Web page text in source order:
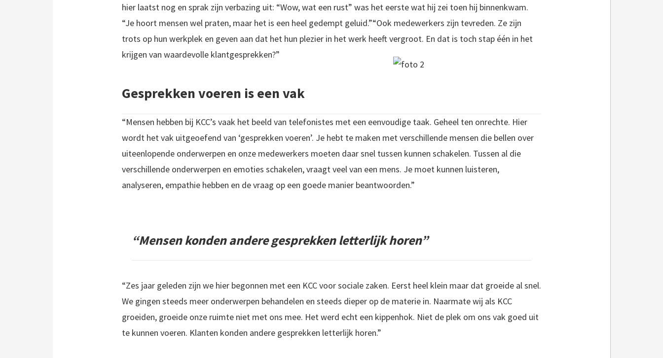
hier laatst nog en sprak zijn verbazing uit: “Wow, wat een rust” was het eerste wat hij zei toen hij binnenkwam.
“Je hoort mensen wel praten, maar het is een heel gedempt geluid.”“Ook medewerkers zijn tevreden. Ze zijn
trots op hun werkplek en geven aan dat het hun plezier in het werk heeft vergroot. En dat is toch stap één in het
krijgen van waardevolle klantgesprekken?”
Gesprekken voeren is een vak
“Mensen hebben bij KCC’s vaak het beeld van telefonistes met een eenvoudige taak. Geheel ten onrechte. Hier
wordt het vak uitgeoefend van ‘gesprekken voeren’. Je hebt te maken met verschillende mensen die bellen over
uiteenlopende onderwerpen en onze medewerkers moeten daar snel tussen kunnen schakelen. Tussen al die
verschillende onderwerpen en emoties schakelen, vraagt veel van een mens. Je moet kunnen luisteren,
analyseren, empathie hebben en de vraag op een goede manier beantwoorden.”
“Mensen konden andere gesprekken letterlijk horen”
“Zes jaar geleden zijn we hier begonnen met een KCC voor sociale zaken. Eerst heel klein maar dat groeide al snel.
We gingen steeds meer onderwerpen behandelen en steeds dieper op de materie in. Naarmate wij als KCC
groeiden, groeide onze ruimte niet met ons mee. Het werd echt een kippenhok. Niet de plek om ons vak goed uit
te kunnen voeren. Klanten konden andere gesprekken letterlijk horen.”